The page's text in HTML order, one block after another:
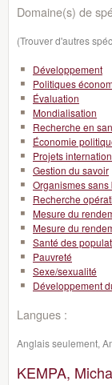
Domaine(s) de
(Trouver d'autres
Développement
Politiques
Évaluation
Mondialisation
Recherche en
Économie
Projets
Gestion du savoir
Organismes sans
Recherche
Mesure du
Mesure du
Santé des
Pauvreté
Sexe/sexualité
Développement
Langues :
Anglais seulement,
KEMPA,